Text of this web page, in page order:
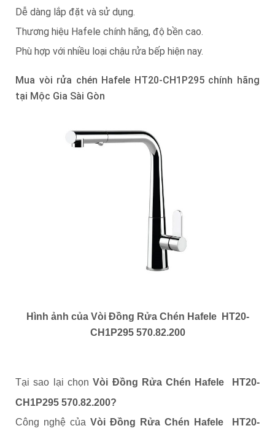
Dễ dàng lắp đặt và sử dụng.
Thương hiệu Hafele chính hãng, độ bền cao.
Phù hợp với nhiều loại chậu rửa bếp hiện nay.
Mua vòi rửa chén Hafele HT20-CH1P295 chính hãng
tại Mộc Gia Sài Gòn
Hình ảnh của Vòi Đồng Rửa Chén Hafele HT20-
CH1P295 570.82.200
Tại sao lại chọnVòi Đồng Rửa Chén Hafele HT20-
CH1P295 570.82.200?
Công nghệ của Vòi Đồng Rửa Chén Hafele HT20-